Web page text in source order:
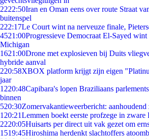
2222:50Iran en Oman eens over route Straat
buitenspel
222:17Le Court wint na nerveuze finale,
4521:00Progressieve Democraat El-Sayed
Michigan
1621:00Drone met explosieven bij Duits
hybride aanval
220:58XBOX platform krijgt zijn eigen
jaar
1220:48Capibara's lopen Braziliaans
binnen
520:30Zomervakantieweerbericht: aanhoudend
1 20:21Lemmen boekt eerste profzege in
2220:05Huisarts per direct uit vak gezet om
1519:45Hiroshima herdenkt slachtoffers